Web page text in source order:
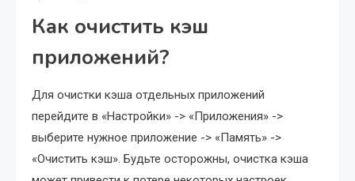
Как очистить кэш
приложений?
Для очистки кэша отдельных приложений
перейдите в «Настройки» -> «Приложения» ->
выберите нужное приложение -> «Память» ->
«Очистить кэш». Будьте осторожны, очистка кэша